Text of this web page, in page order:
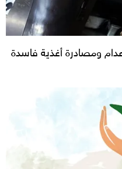
ومصادرة أغذية فاسدة